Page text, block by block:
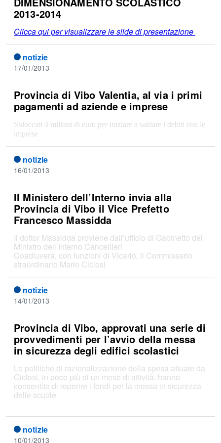
2013-2014
Clicca qui per visualizzare le slide di presentazione
notizie
17/01/2013
Provincia di Vibo Valentia, al via i primi
pagamenti ad aziende e imprese
Sbloccati 4 milioni di euro per iniziare a saldare i debiti con le
imprese
notizie
16/01/2013
Il Ministero dell’Interno invia alla
Provincia di Vibo il Vice Prefetto
Francesco Massidda
Il dottor Massidda proviene dall’ufficio di Gabinetto del
Ministro dell’Interno Cancellieri
Coadiuverà, con funzioni di Vicario, il Commissario
straordinario Mario Ciclosi
notizie
14/01/2013
Provincia di Vibo, approvati una serie di
provvedimenti per l’avvio della messa
in sicurezza degli edifici scolastici
Le politiche di razionalizzazione della spesa attuate da
Ciclosi, in poco più di un mese di attività, hanno
consentito di reperire i fondi per la messa in sicurezza
delle scuole
notizie
10/01/2013